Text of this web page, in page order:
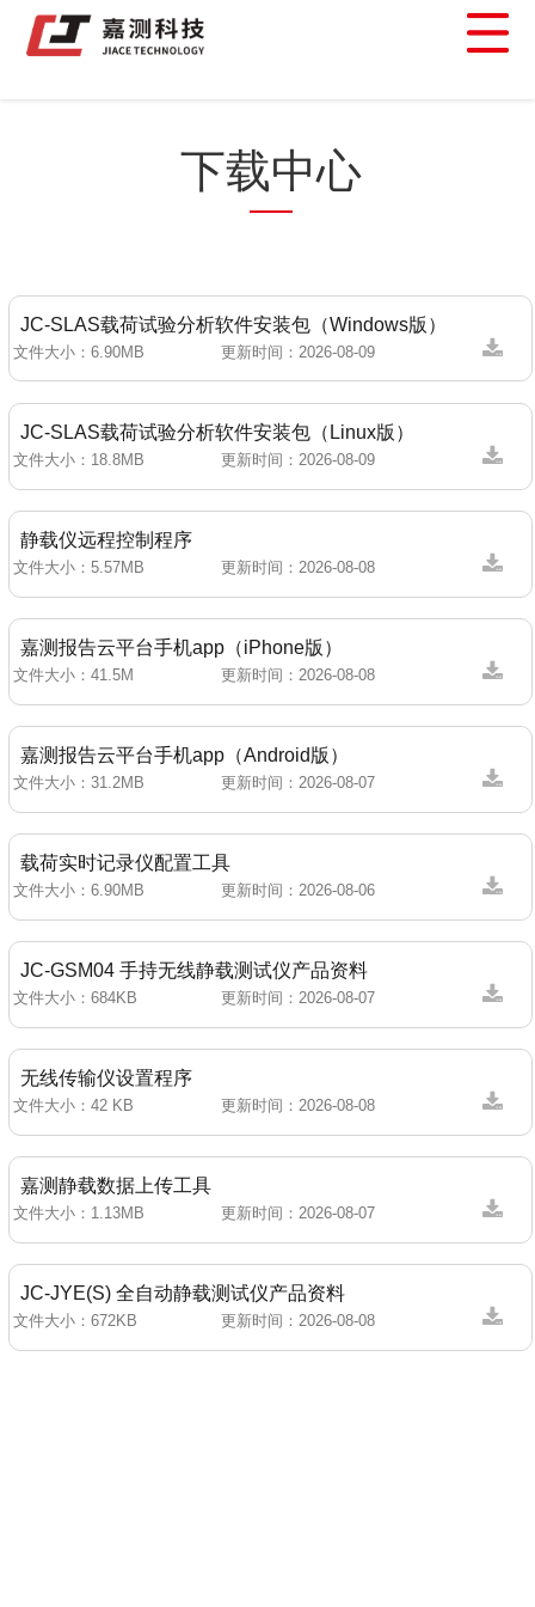
下载中心
关于我们
下载中心
JC-SLAS载荷试验分析软件安装包（Windows版）
文件大小：6.90MB 更新时间： 2026-08-09
JC-SLAS载荷试验分析软件安装包（Linux版）
文件大小： 18.8MB 更新时间： 2026-08-09
静载仪远程控制程序
文件大小：5.57MB 更新时间： 2026-08-08
嘉测报告云平台手机app（iPhone版）
文件大小：41.5M 更新时间：2026-08-08
嘉测报告云平台手机app（Android版）
文件大小：31.2MB 更新时间：2026-08-07
载荷实时记录仪配置工具
文件大小：6.90MB 更新时间：2026-08-06
JC-GSM04 手持无线静载测试仪产品资料
文件大小：684KB 更新时间：2026-08-07
无线传输仪设置程序
文件大小：42 KB 更新时间：2026-08-08
嘉测静载数据上传工具
文件大小： 1.13MB 更新时间：2026-08-07
JC-JYE(S) 全自动静载测试仪产品资料
文件大小：672KB 更新时间：2026-08-08